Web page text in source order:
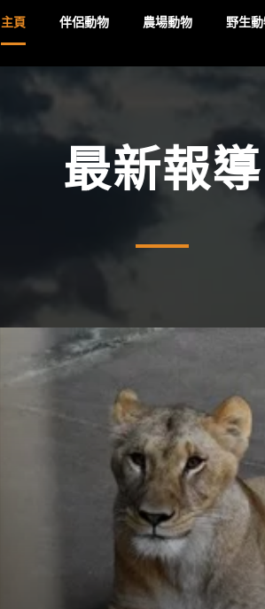
主頁 伴侶動物 農場動物 野生
最新報導